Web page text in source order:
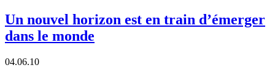
Un nouvel horizon est en train d’émerger
dans le monde
04.06.10